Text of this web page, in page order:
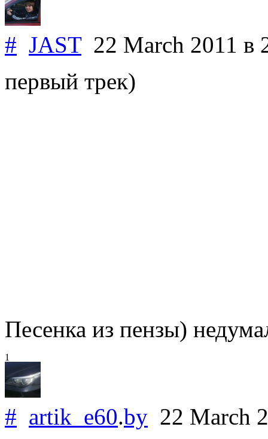
# JAST22 March 2011 в
первый трек)
Песенка из пензы)
1
# artik_e60.by 22 March